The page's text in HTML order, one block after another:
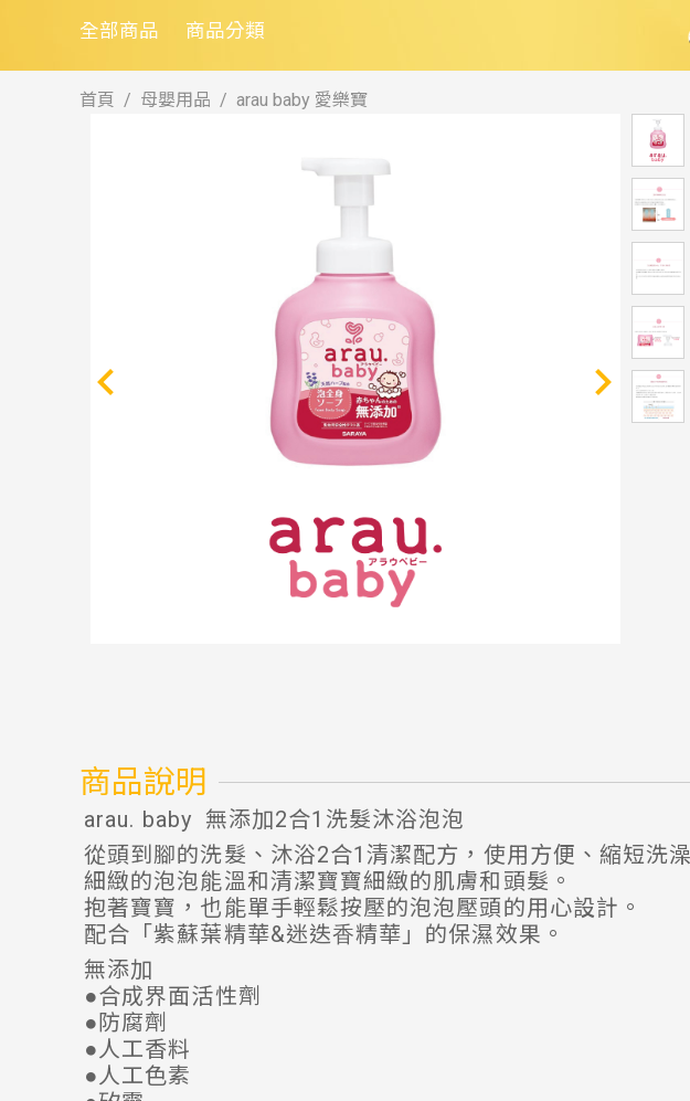
全部商品 商品分類
首頁 母嬰用品
arau baby 愛樂寶
商品說明
arau. baby 無添加2合1洗髮沐浴泡泡
從頭到腳的洗髮、沐浴2合1清潔配方，使用方便、縮短洗
細緻的泡泡能溫和清潔寶寶細緻的肌膚和頭髮。
抱著寶寶，也能單手輕鬆按壓的泡泡壓頭的用心設計。
配合「紫蘇葉精華&迷迭⾹精華」的保濕效果。
無添加
●合成界面活性劑
●防腐劑
●人工香料
●人工色素